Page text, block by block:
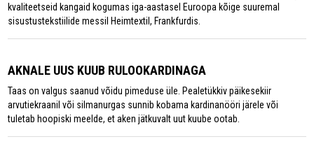
kvaliteetseid kangaid kogumas iga-aastasel Euroopa kõige suuremal
sisustustekstiilide messil Heimtextil, Frankfurdis.
AKNALE UUS KUUB RULOOKARDINAGA
Taas on valgus saanud võidu pimeduse üle. Pealetükkiv päikesekiir
arvutiekraanil või silmanurgas sunnib kobama kardinanööri järele või
tuletab hoopiski meelde, et aken jätkuvalt uut kuube ootab.